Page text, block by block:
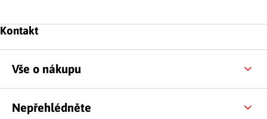
Zápatí
Kontakt
Vše o nákupu
Nepřehlédněte